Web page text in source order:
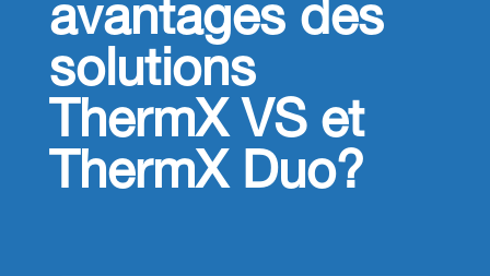
avantages des
solutions
ThermX VS et
ThermX Duo?